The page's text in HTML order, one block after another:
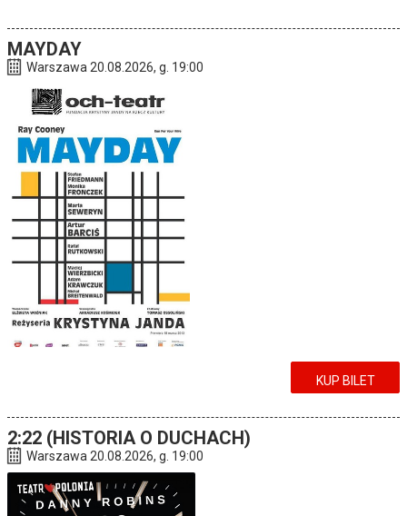
MAYDAY
Warszawa 20.08.2026, g. 19:00
KUP BILET
2:22 (HISTORIA O DUCHACH)
Warszawa 20.08.2026, g. 19:00